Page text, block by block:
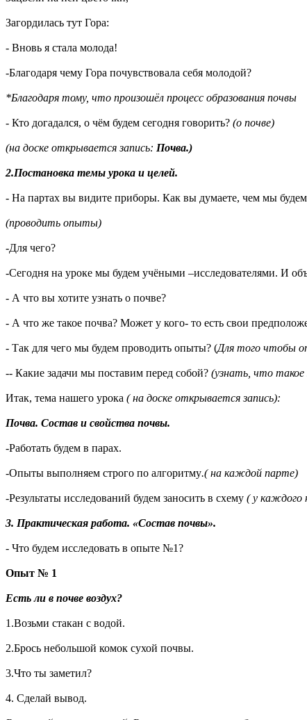
Загордилась тут Гора:
- Вновь я стала молода!
-Благодаря чему Гора почувствовала себя молодой?
*Благодаря тому, что произошёл процесс образования почвы
- Кто догадался, о чём будем сегодня говорить? (о почве)
(на доске открывается запись: Почва.)
2.Постановка темы урока и целей.
- На партах вы видите приборы. Как вы думаете, чем мы будем
(проводить опыты)
-Для чего?
-Сегодня на уроке мы будем учёными –исследователями. И
- А что вы хотите узнать о почве?
- А что же такое почва? Может у кого- то есть свои
- Так для чего мы будем проводить опыты? (Для того чтобы
-- Какие задачи мы поставим перед собой? (узнать, что такое
Итак, тема нашего урока ( на доске открывается запись):
Почва. Состав и свойства почвы.
-Работать будем в парах.
-Опыты выполняем строго по алгоритму.( на каждой парте)
-Результаты исследований будем заносить в схему ( у каждого
3. Практическая работа. «Состав почвы».
- Что будем исследовать в опыте №1?
Опыт № 1
Есть ли в почве воздух?
1.Возьми стакан с водой.
2.Брось небольшой комок сухой почвы.
3.Что ты заметил?
4. Сделай вывод.